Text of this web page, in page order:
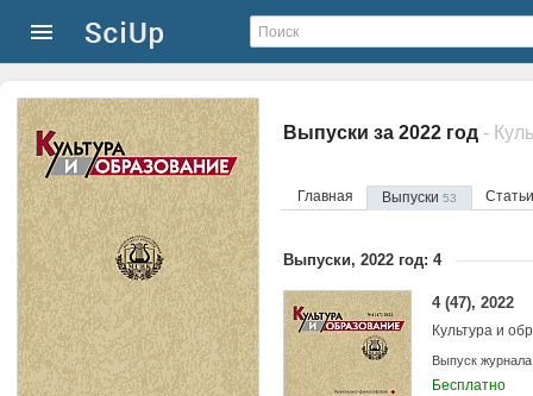
Выпуски за 2022 год -
Главная Выпуски 53
Выпуски, 2022 год: 4
4 (47), 2022
Культура и
Выпуск журнала
Бесплатно